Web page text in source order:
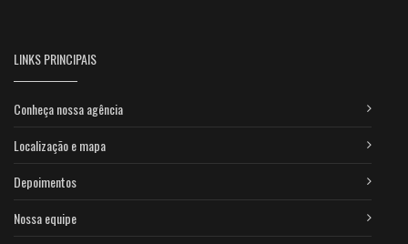
LINKS PRINCIPAIS
Conheça nossa agência
Localização e mapa
Depoimentos
Nossa equipe